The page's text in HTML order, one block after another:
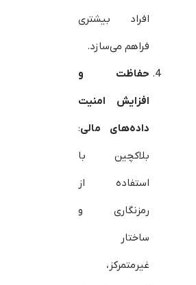
افراد بیشتری
فراهم می‌سازد.
حفاظت و
افزایش امنیت
داده‌های مالی:
بلاکچین با
استفاده از
رمزنگاری و
ساختار
غیرمتمرکز،